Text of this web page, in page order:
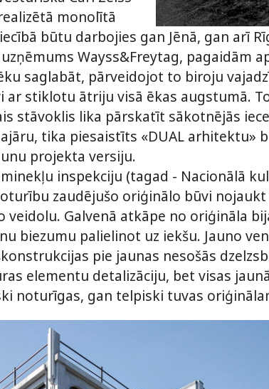
monolītā
būtu darbojies gan Jēnā, gan arī
Wayss&Freytag, pagaidām
saglabāt, pārveidojot to biroju
stiklotu ātriju visā ēkas augstumā.
stāvoklis lika pārskatīt sākotnējās
tika piesaistīts «DUAL arhitektu»
projekta versiju.
inspekciju (tagad - Nacionālā
zaudējušo oriģinālo būvi
Galvenā atkāpe no oriģināla
biezumu palielinot uz iekšu. Jauno
pie jaunas nesošās
elementu detalizāciju, bet visas
noturīgas, gan telpiski tuvas